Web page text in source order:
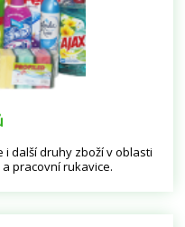
další druhy zboží v oblasti
pracovní rukavice.